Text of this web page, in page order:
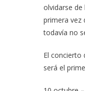
olvidarse
primera vez
todavía no
El concierto
será el